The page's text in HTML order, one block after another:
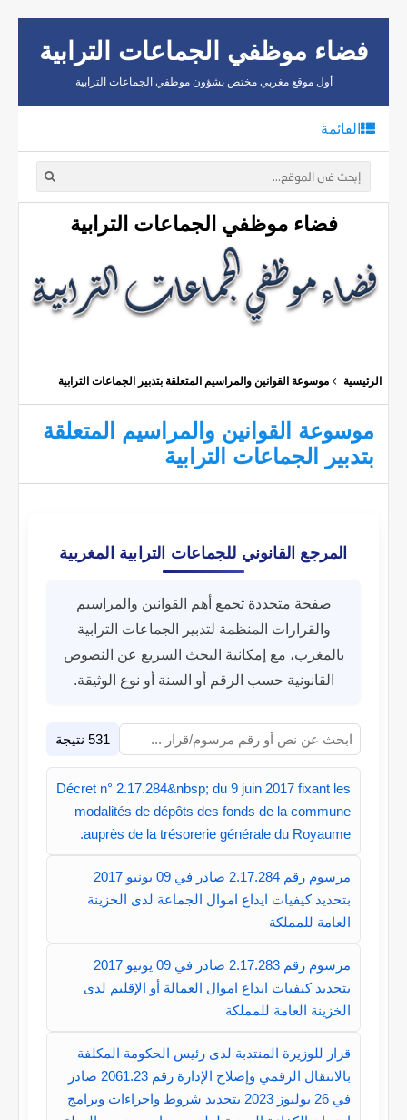
فضاء موظفي الجماعات الترابية
أول موقع مغربي مختص بشؤون موظفي الجماعات الترابية
القائمة
فضاء موظفي الجماعات الترابية
الرئيسية موسوعة القوانين والمراسيم المتعلقة بتدبير الجماعات الترابية
موسوعة القوانين والمراسيم المتعلقة
بتدبير الجماعات الترابية
المرجع القانوني للجماعات الترابية المغربية
صفحة متجددة تجمع أهم القوانين والمراسيم
والقرارات المنظمة لتدبير الجماعات الترابية
بالمغرب، مع إمكانية البحث السريع عن النصوص
القانونية حسب الرقم أو السنة أو نوع الوثيقة.
531 نتيجة
Décret n° 2.17.284&nbsp; du 9 juin 2017 fixant les
modalités de dépôts des fonds de la commune
auprès de la trésorerie générale du Royaume.
مرسوم رقم 2.17.284 صادر في 09 يونيو 2017
بتحديد كيفيات ايداع اموال الجماعة لدى الخزينة
العامة للمملكة
مرسوم رقم 2.17.283 صادر في 09 يونيو 2017
بتحديد كيفيات ايداع اموال العمالة أو الإقليم لدى
الخزينة العامة للمملكة
قرار للوزيرة المنتدبة لدى رئيس الحكومة المكلفة
بالانتقال الرقمي وإصلاح الإدارة رقم 2061.23 صادر
في 26 يوليوز 2023 بتحديد شروط واجراءات وبرامج